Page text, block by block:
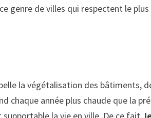
genre de villes qui respectent le
la végétalisation des bâtiments,
chaque année plus chaude que la